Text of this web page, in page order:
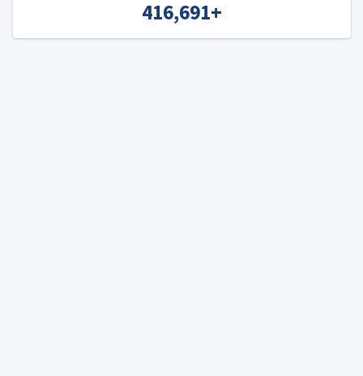
416,691+